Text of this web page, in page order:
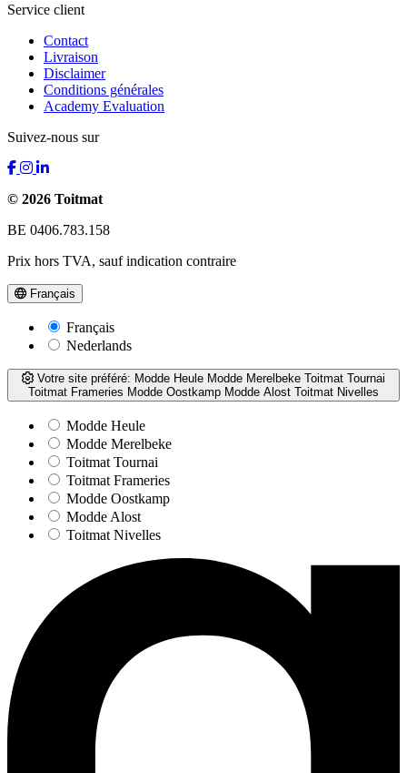
Service client
Contact
Livraison
Disclaimer
Conditions générales
Academy Evaluation
Suivez-nous sur
© 2026 Toitmat
BE 0406.783.158
Prix hors TVA, sauf indication contraire
Français
Français
Nederlands
Votre site préféré: Modde Heule Modde Merelbeke Toitmat Tournai
Toitmat Frameries Modde Oostkamp Modde Alost Toitmat Nivelles
Modde Heule
Modde Merelbeke
Toitmat Tournai
Toitmat Frameries
Modde Oostkamp
Modde Alost
Toitmat Nivelles